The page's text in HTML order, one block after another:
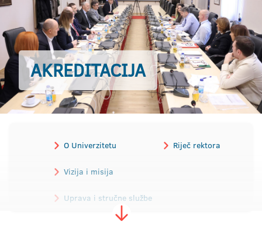
AKREDITACIJA
O Univerzitetu Riječ rektora
Vizija i misija
Uprava i stručne službe